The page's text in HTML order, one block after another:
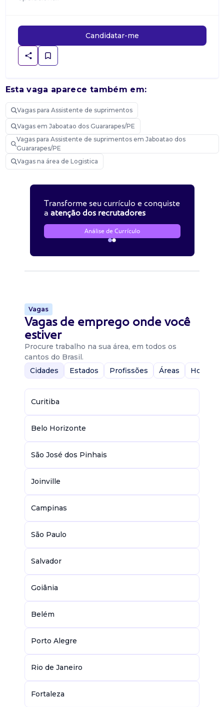
Candidatar-me
Esta vaga aparece também em:
Vagas para Assistente de suprimentos
Vagas em Jaboatao dos Guararapes/PE
Vagas para Assistente de suprimentos em Jaboatao dos
Guararapes/PE
Vagas na área de Logistica
Transforme seu currículo e conquiste
a atenção dos recrutadores
Análise de Currículo
Vagas
Vagas de emprego onde você
estiver
Procure trabalho na sua área, em todos os
cantos do Brasil.
Cidades
Estados Profissões Áreas Home-
Curitiba
Belo Horizonte
São José dos Pinhais
Joinville
Campinas
São Paulo
Salvador
Goiânia
Belém
Porto Alegre
Rio de Janeiro
Fortaleza